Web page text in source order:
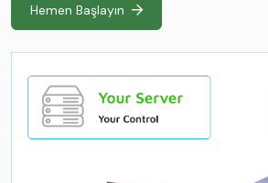
Hemen Başlayın